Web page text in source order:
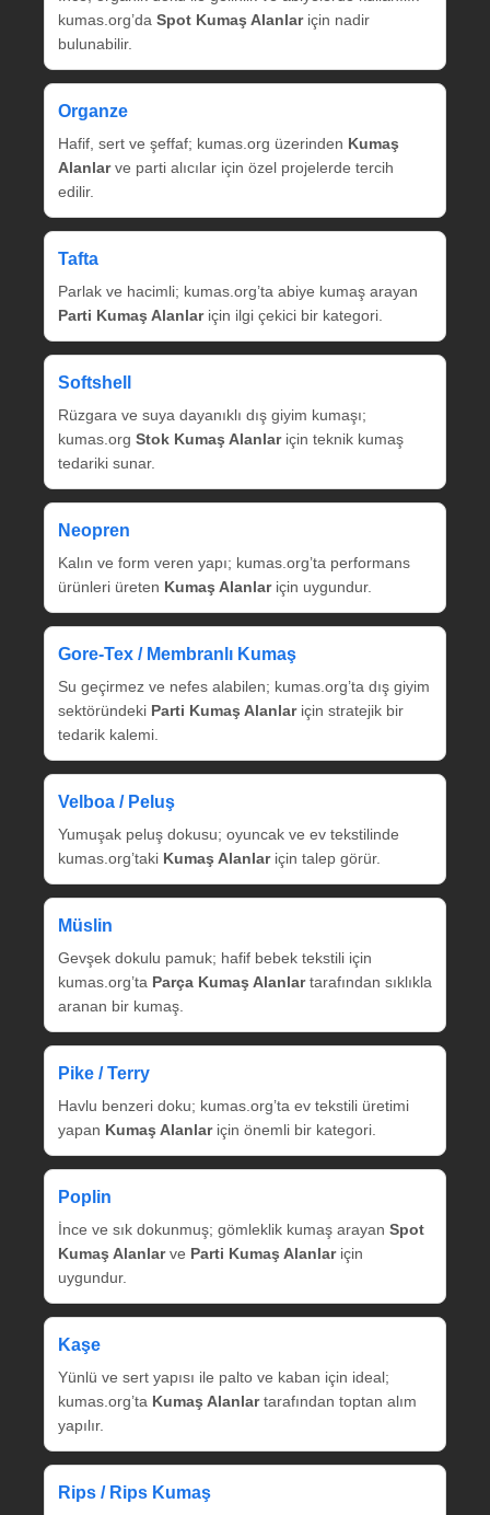
kumas.org’da Spot Kumaş Alanlariçin nadir
bulunabilir.
Organze
Hafif, sert ve şeffaf; kumas.org üzerinden Kumaş
Alanlarve parti alıcılar için özel projelerde tercih
edilir.
Tafta
Parlak ve hacimli; kumas.org’ta abiye kumaş arayan
Parti Kumaş Alanlariçin ilgi çekici bir kategori.
Softshell
Rüzgara ve suya dayanıklı dış giyim kumaşı;
kumas.org Stok Kumaş Alanlariçin teknik kumaş
tedariki sunar.
Neopren
Kalın ve form veren yapı; kumas.org’ta performans
ürünleri üreten Kumaş Alanlariçin uygundur.
Gore‑Tex / Membranlı Kumaş
Su geçirmez ve nefes alabilen; kumas.org’ta dış giyim
sektöründeki Parti Kumaş Alanlariçin stratejik bir
tedarik kalemi.
Velboa / Peluş
Yumuşak peluş dokusu; oyuncak ve ev tekstilinde
kumas.org’taki Kumaş Alanlariçin talep görür.
Müslin
Gevşek dokulu pamuk; hafif bebek tekstili için
kumas.org’ta Parça Kumaş Alanlartarafından sıklıkla
aranan bir kumaş.
Pike / Terry
Havlu benzeri doku; kumas.org’ta ev tekstili üretimi
yapan Kumaş Alanlariçin önemli bir kategori.
Poplin
İnce ve sık dokunmuş; gömleklik kumaş arayan Spot
Kumaş Alanlarve Parti Kumaş Alanlariçin
uygundur.
Kaşe
Yünlü ve sert yapısı ile palto ve kaban için ideal;
kumas.org’ta Kumaş Alanlartarafından toptan alım
yapılır.
Rips / Rips Kumaş